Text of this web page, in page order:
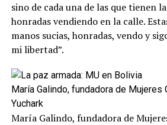
sino de cada una de las que tienen
honradas vendiendo en la calle.
manos sucias, honradas, vendo y
mi libertad”.
María Galindo, fundadora de Mujeres
Yuchark
María Galindo, fundadora de